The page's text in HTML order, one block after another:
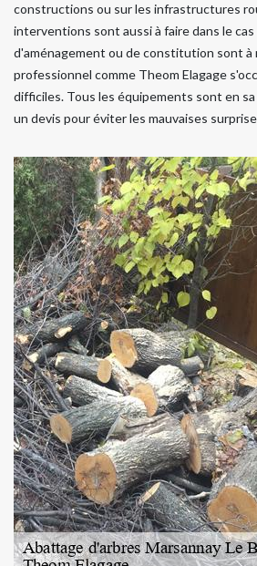
constructions ou sur les infrastructures
interventions sont aussi à faire dans le
d'aménagement ou de constitution sont à
professionnel comme Theom Elagage
difficiles. Tous les équipements sont en
un devis pour éviter les mauvaises